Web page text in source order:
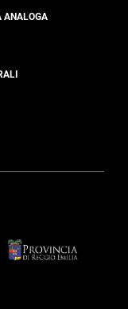
ANALOGA